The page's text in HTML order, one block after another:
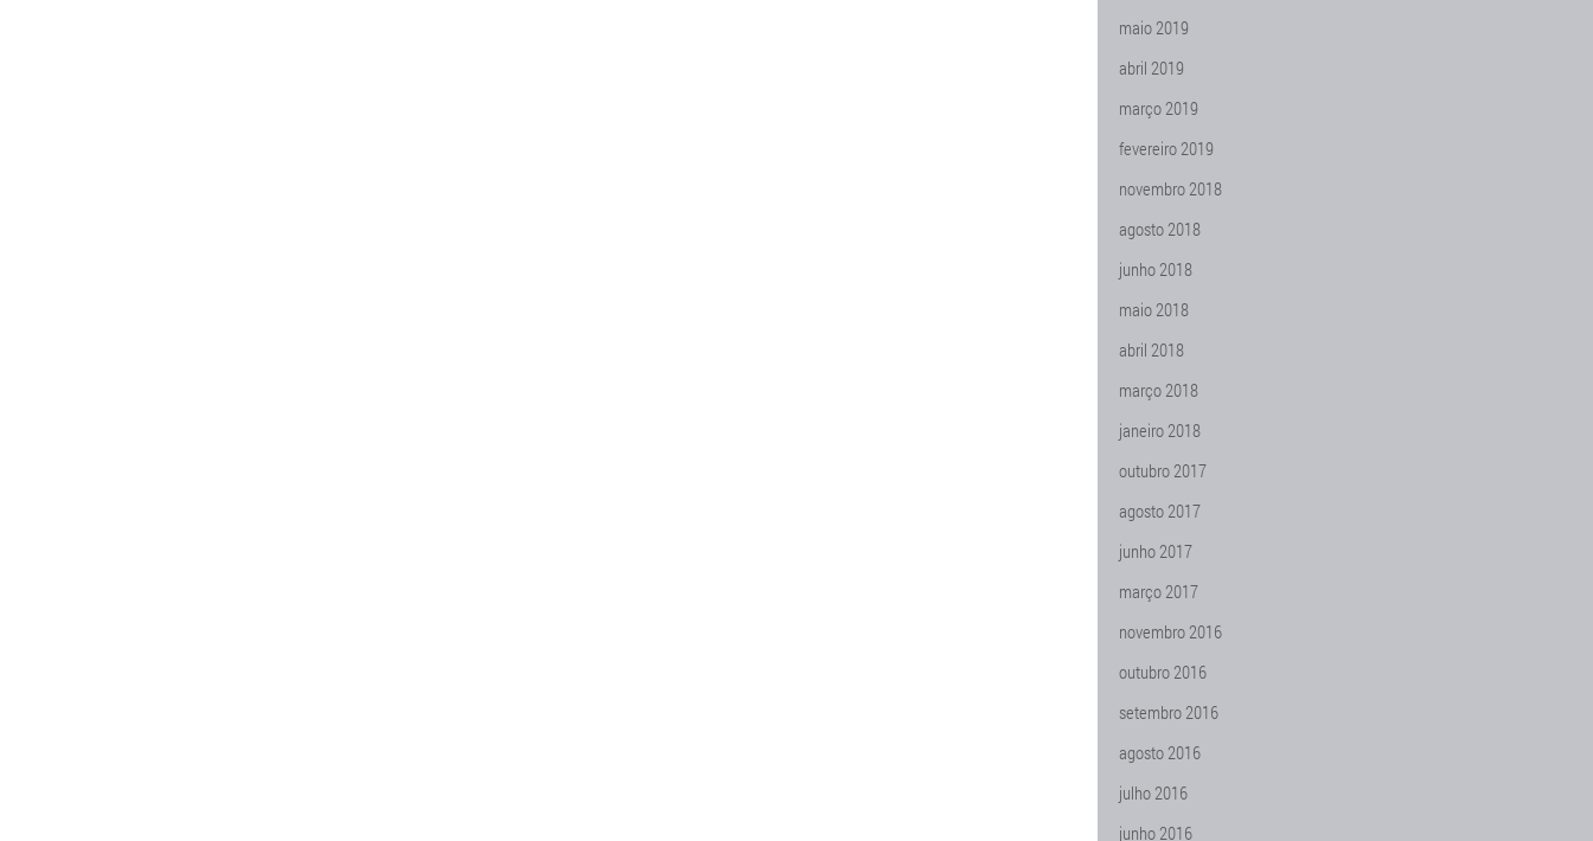
maio 2019
abril 2019
março 2019
fevereiro 2019
novembro 2018
agosto 2018
junho 2018
maio 2018
abril 2018
março 2018
janeiro 2018
outubro 2017
agosto 2017
junho 2017
março 2017
novembro 2016
outubro 2016
setembro 2016
agosto 2016
julho 2016
junho 2016